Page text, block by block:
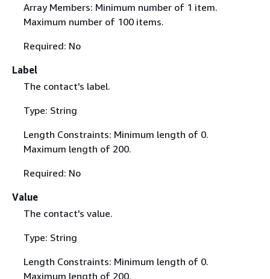
Array Members: Minimum number of 1 item.
Maximum number of 100 items.
Required: No
Label
The contact's label.
Type: String
Length Constraints: Minimum length of 0.
Maximum length of 200.
Required: No
Value
The contact's value.
Type: String
Length Constraints: Minimum length of 0.
Maximum length of 200.